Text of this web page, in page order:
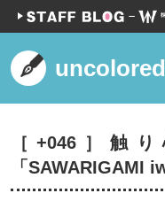
［+046］触
「SAWARIGAMI